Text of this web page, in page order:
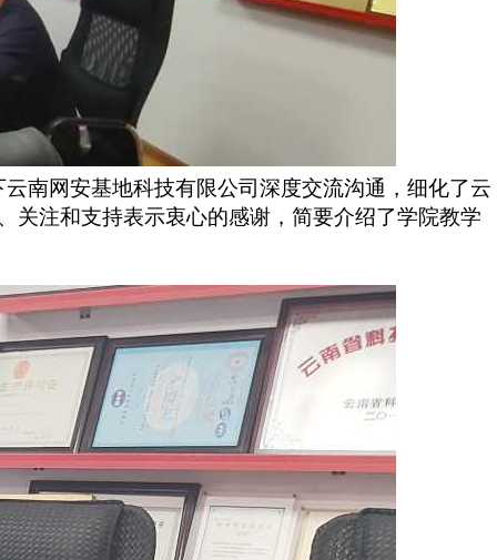
南网安基地科技有限公司深度交流沟通，细化了云
关注和支持表示衷心的感谢，简要介绍了学院教学